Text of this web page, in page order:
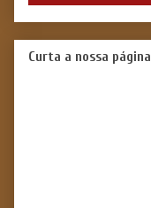
Curta a nossa página